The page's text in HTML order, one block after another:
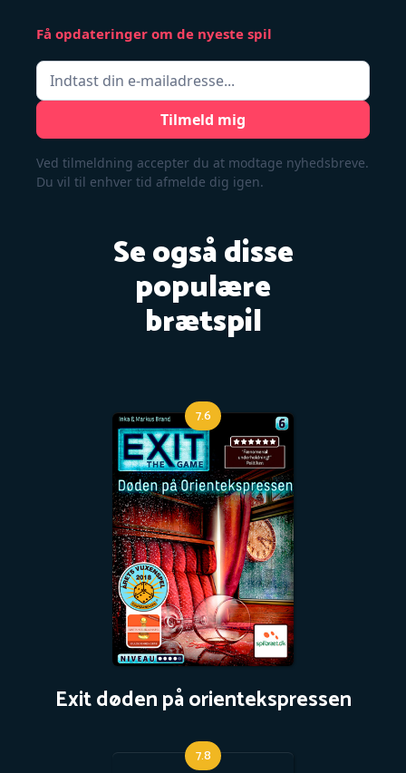
Få opdateringer om de nyeste spil
Ved tilmeldning accepter du at modtage nyhedsbreve.
Du vil til enhver tid afmelde dig igen.
Se også disse
populære
brætspil
7.6
Exit døden på orientekspressen
7.8